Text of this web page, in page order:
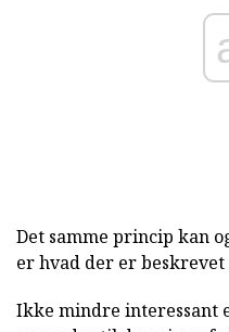
Det samme princip kan
er hvad der er
Ikke mindre interessant